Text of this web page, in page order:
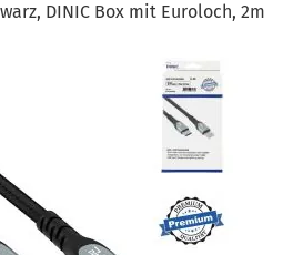
DINIC Box mit Euroloch, 2m